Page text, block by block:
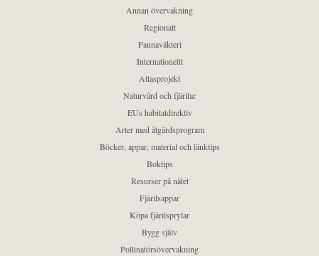
Annan övervakning
Regionalt
Faunaväkteri
Internationellt
Atlasprojekt
Naturvård och fjärilar
EUs habitatdirektiv
Arter med åtgärdsprogram
Böcker, appar, material och länktips
Boktips
Resurser på nätet
Fjärilsappar
Köpa fjärilsprylar
Bygg själv
Pollinatörsövervakning